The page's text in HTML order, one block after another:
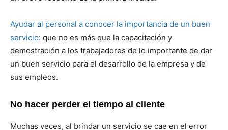
Ayudar al personal a conocer la importancia de un buen
servicio: que no es más que la capacitación y
demostración a los trabajadores de lo importante de dar
un buen servicio para el desarrollo de la empresa y de
sus empleos.
No hacer perder el tiempo al cliente
Muchas veces, al brindar un servicio se cae en el error